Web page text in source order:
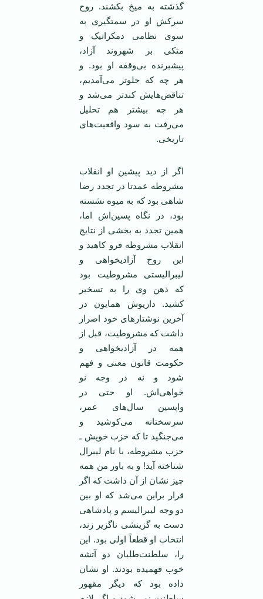
گذشته به میخ بکشند. روح
سرکش او در سمتگیری به
سوی نظامی دمکراتیک و
متکی بر شهروند آزاد،
پیشبرنده بی‌وقفه او بود. و
هر چه که جلوتر می‌آمدیم،
تناقض‌هایش کند‌تر می‌شد و
هر چه بیشتر هم تحلیل
می‌رفت به سود واقعیت‌های
تاریخی.
اگر از دید پیشین او انقلاب
مشروطه عمدتا در تجدد رضا
شاهی بود که به میوه نشسته
بود، در نگاه پسین‌اش اما،
همین تجدد به بخشی از نتایج
انقلاب مشروطه فرو کاهید و
این روح آزادیخواهی و
لیبرالیستی مشروطیت بود
که ذهن وی را به تسخیر
کشید. داریوش همایون در
آخرین نوشتارهای خود اصرار
داشت که مشروطیت، قبل از
همه در آزادیخواهی و
حکومت قانون معنی و فهم
شود و نه در وجه نو
خواهی‌اش. او حتی در
واپسین سال‌های عمر،
سرسختانه می‌کوشید و
می‌جنگید تا که حزب خویش ـ
حزب مشروطه، با نام لیبرال
شناخته آید! و به باور من همه
چیز نشان از آن داشت که اگر
قرار براین می‌شد که او بین
دو وجه لیبرالیسم و پادشاهی
دست به گزینشی ناگزیر زند،
انتخاب او قطعاً اولی بود. این
را، سلطنت‌طلبان دو آتشه
خوب فهمیده بودند. او نشان
داده بود که دیگر مقهور